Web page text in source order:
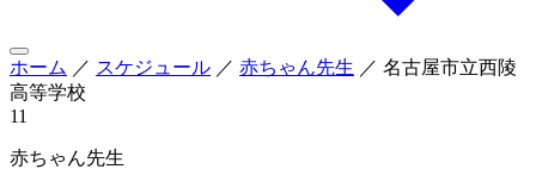
ホーム ／ スケジュール ／ 赤ちゃん先生 ／ 名古屋市立西陵
高等学校
11
赤ちゃん先生